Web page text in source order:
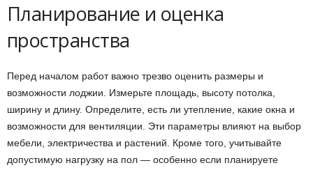
Планирование и оценка
пространства
Перед началом работ важно трезво оценить размеры и
возможности лоджии. Измерьте площадь, высоту потолка,
ширину и длину. Определите, есть ли утепление, какие окна и
возможности для вентиляции. Эти параметры влияют на выбор
мебели, электричества и растений. Кроме того, учитывайте
допустимую нагрузку на пол — особенно если планируете